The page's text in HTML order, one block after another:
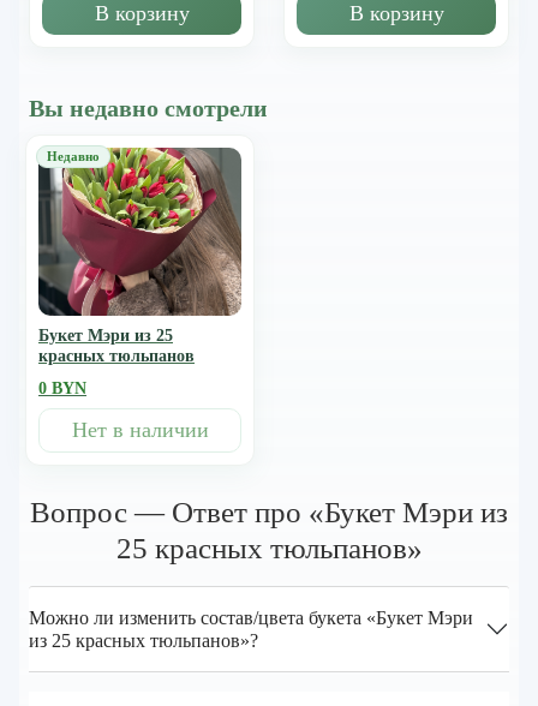
В корзину В корзину
Вы недавно смотрели
Букет Мэри из 25
красных тюльпанов
0 BYN
Нет в наличии
Вопрос — Ответ про «Букет Мэри из
25 красных тюльпанов»
Можно ли изменить состав/цвета букета «Букет Мэри
из 25 красных тюльпанов»?